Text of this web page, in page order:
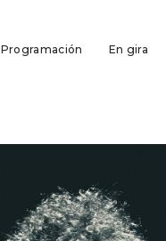
Programación En gira